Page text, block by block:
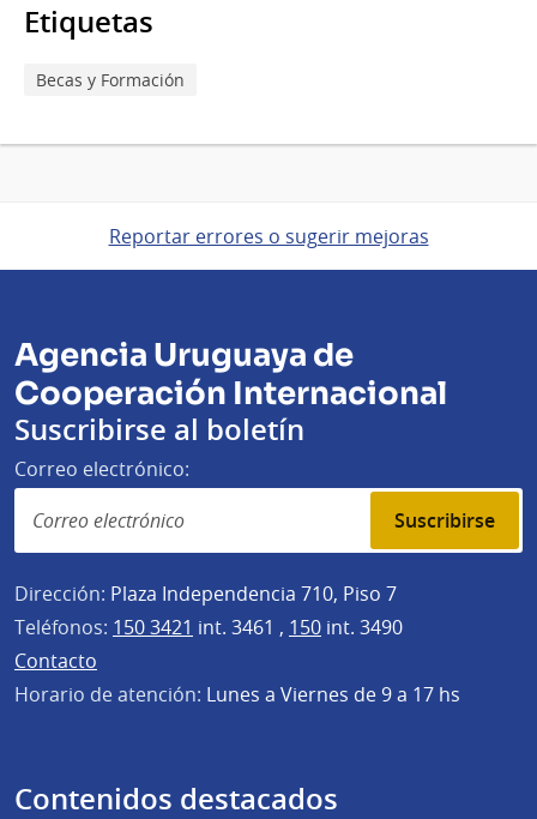
Etiquetas
Becas y Formación
Reportar errores o sugerir mejoras
Agencia Uruguaya de
Cooperación Internacional
Suscribirse al boletín
Correo electrónico:
Suscribirse
Dirección: Plaza Independencia 710, Piso 7
Teléfonos: 150 3421 int. 3461 , 150 int. 3490
Contacto
Horario de atención: Lunes a Viernes de 9 a 17 hs
Contenidos destacados